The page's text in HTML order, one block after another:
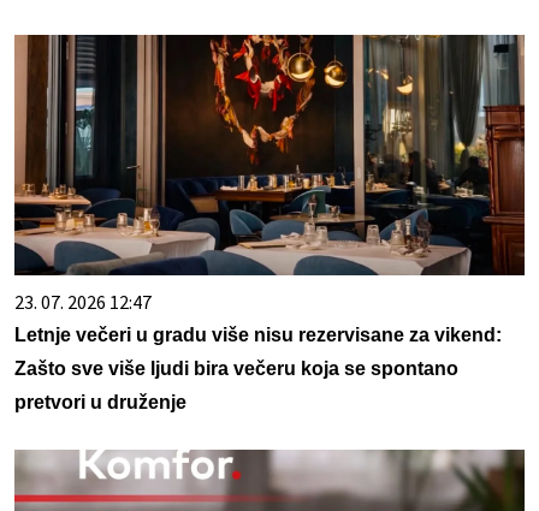
23. 07. 2026 12:47
Letnje večeri u gradu više nisu rezervisane za vikend:
Zašto sve više ljudi bira večeru koja se spontano
pretvori u druženje